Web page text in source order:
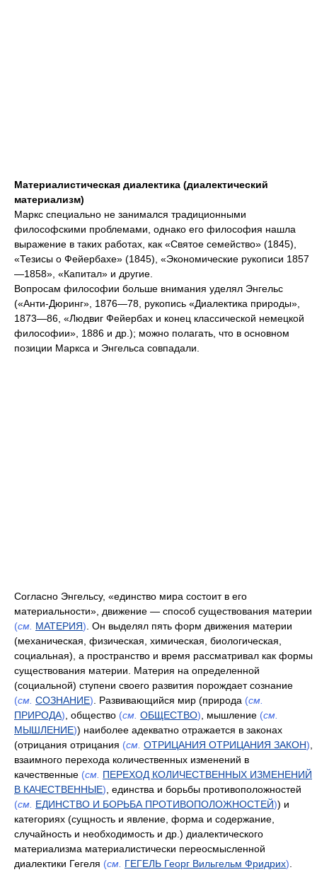
Материалистическая диалектика (диалектический
материализм)
Маркс специально не занимался традиционными
философскими проблемами, однако его философия нашла
выражение в таких работах, как «Святое семейство» (1845),
«Тезисы о Фейербахе» (1845), «Экономические рукописи 1857
—1858», «Капитал» и другие.
Вопросам философии больше внимания уделял Энгельс
(«Анти-Дюринг», 1876—78, рукопись «Диалектика природы»,
1873—86, «Людвиг Фейербах и конец классической немецкой
философии», 1886 и др.); можно полагать, что в основном
позиции Маркса и Энгельса совпадали.
Согласно Энгельсу, «единство мира состоит в его
материальности», движение — способ существования материи
(см. МАТЕРИЯ) . Он выделял пять форм движения материи
(механическая, физическая, химическая, биологическая,
социальная), а пространство и время рассматривал как формы
существования материи. Материя на определенной
(социальной) ступени своего развития порождает сознание
(см. СОЗНАНИЕ) . Развивающийся мир (природа (см.
ПРИРОДА) , общество (см. ОБЩЕСТВО) , мышление (см.
МЫШЛЕНИЕ)) наиболее адекватно отражается в законах
(отрицания отрицания (см. ОТРИЦАНИЯ ОТРИЦАНИЯ ЗАКОН)
взаимного перехода количественных изменений в
качественные (см. ПЕРЕХОД КОЛИЧЕСТВЕННЫХ ИЗМЕНЕНИЙ
В КАЧЕСТВЕННЫЕ) , единства и борьбы противоположностей
(см. ЕДИНСТВО И БОРЬБА ПРОТИВОПОЛОЖНОСТЕЙ)) и
категориях (cущность и явление, форма и содержание,
случайность и необходимость и др.) диалектического
материализма материалистически переосмысленной
диалектики Гегеля (см. ГЕГЕЛЬ Георг Вильгельм Фридрих)